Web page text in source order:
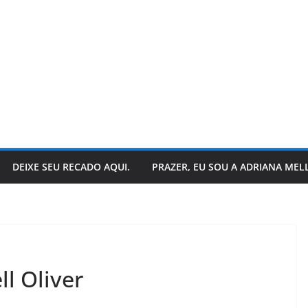
DEIXE SEU RECADO AQUI. PRAZER, EU SOU A ADRIANA
Oliver